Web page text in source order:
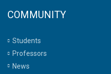
COMMUNITY
Students
Professors
News